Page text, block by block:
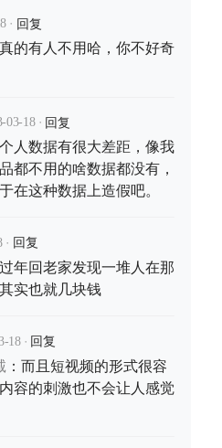
· 回复
真的有人不用哈，你不好奇
03-18 · 回复
人数据有很大差距，像我
都不用的啥数据都没有，
在这种数据上造假吧。
· 回复
年回老家发现一堆人在那
实也就几块钱
18 · 回复
： 而且短视频的形式很容
容的刺激也不会让人感觉